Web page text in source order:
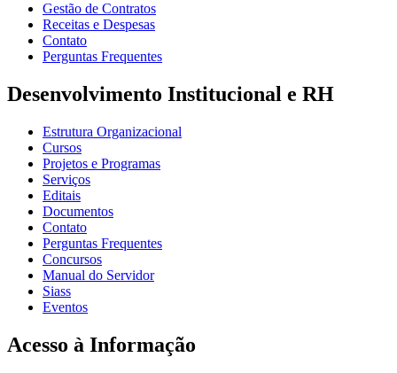
Gestão de Contratos
Receitas e Despesas
Contato
Perguntas Frequentes
Desenvolvimento Institucional e RH
Estrutura Organizacional
Cursos
Projetos e Programas
Serviços
Editais
Documentos
Contato
Perguntas Frequentes
Concursos
Manual do Servidor
Siass
Eventos
Acesso à Informação